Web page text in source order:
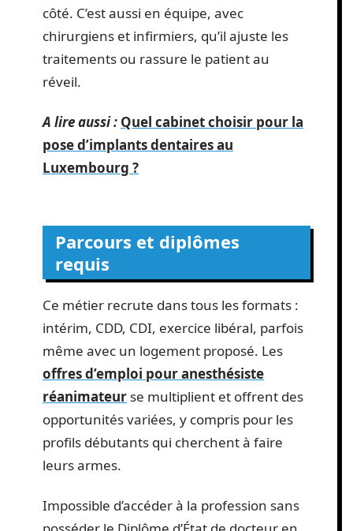
côté. C’est aussi en équipe, avec
chirurgiens et infirmiers, qu’il ajuste les
traitements ou rassure le patient au
réveil.
A lire aussi : Quel cabinet choisir pour la
pose d’implants dentaires au
Luxembourg ?
Parcours et diplômes
requis
Ce métier recrute dans tous les formats :
intérim, CDD, CDI, exercice libéral, parfois
même avec un logement proposé. Les
offres d’emploi pour anesthésiste
réanimateur se multiplient et offrent des
opportunités variées, y compris pour les
profils débutants qui cherchent à faire
leurs armes.
Impossible d’accéder à la profession sans